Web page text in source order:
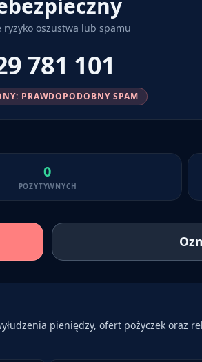
ryzyko oszustwa lub spamu
781 101
PRAWDOPODOBNY SPAM
0
POZYTYWNYCH
pieniędzy, ofert pożyczek oraz